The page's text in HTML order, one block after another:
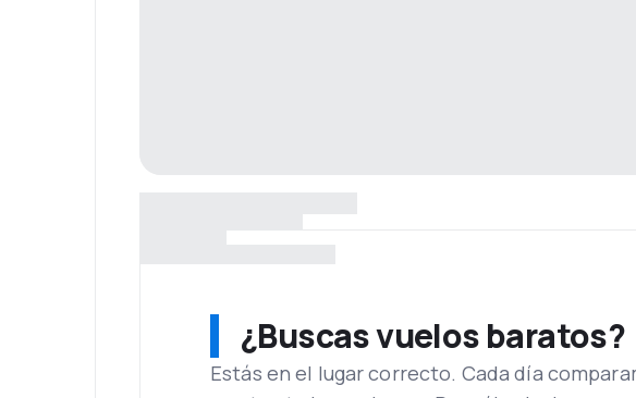
¿Buscas vuelos baratos?
Estás en el lugar correcto. Cada día